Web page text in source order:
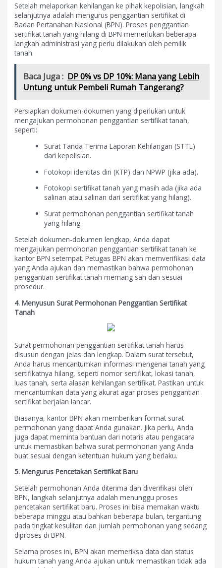
Setelah melaporkan kehilangan ke pihak kepolisian, langkah
selanjutnya adalah mengurus penggantian sertifikat di
Badan Pertanahan Nasional (BPN). Proses penggantian
sertifikat tanah yang hilang di BPN memerlukan beberapa
langkah administrasi yang perlu dilakukan oleh pemilik
tanah.
Baca Juga : DP 0% vs DP 10%: Mana yang Lebih
Untung untuk Pembeli Rumah Tangerang?
Persiapkan dokumen-dokumen yang diperlukan untuk
mengajukan permohonan penggantian sertifikat tanah,
seperti:
Surat Tanda Terima Laporan Kehilangan (STTL)
dari kepolisian.
Fotokopi identitas diri (KTP) dan NPWP (jika ada).
Fotokopi sertifikat tanah yang masih ada (jika ada
salinan atau salinan dari sertifikat yang hilang).
Surat permohonan penggantian sertifikat tanah
yang hilang.
Setelah dokumen-dokumen lengkap, Anda dapat
mengajukan permohonan penggantian sertifikat tanah ke
kantor BPN setempat. Petugas BPN akan memverifikasi data
yang Anda ajukan dan memastikan bahwa permohonan
penggantian sertifikat tanah memang sah dan sesuai
prosedur.
4. Menyusun Surat Permohonan Penggantian Sertifikat
Tanah
Surat permohonan penggantian sertifikat tanah harus
disusun dengan jelas dan lengkap. Dalam surat tersebut,
Anda harus mencantumkan informasi mengenai tanah yang
sertifikatnya hilang, seperti nomor sertifikat, lokasi tanah,
luas tanah, serta alasan kehilangan sertifikat. Pastikan untuk
mencantumkan data yang akurat agar proses penggantian
sertifikat berjalan lancar.
Biasanya, kantor BPN akan memberikan format surat
permohonan yang dapat Anda gunakan. Jika perlu, Anda
juga dapat meminta bantuan dari notaris atau pengacara
untuk memastikan bahwa surat permohonan yang Anda
buat sesuai dengan ketentuan hukum yang berlaku.
5. Mengurus Pencetakan Sertifikat Baru
Setelah permohonan Anda diterima dan diverifikasi oleh
BPN, langkah selanjutnya adalah menunggu proses
pencetakan sertifikat baru. Proses ini bisa memakan waktu
beberapa minggu atau bahkan beberapa bulan, tergantung
pada tingkat kesulitan dan jumlah permohonan yang sedang
diproses di BPN.
Selama proses ini, BPN akan memeriksa data dan status
hukum tanah yang Anda ajukan untuk memastikan tidak ada